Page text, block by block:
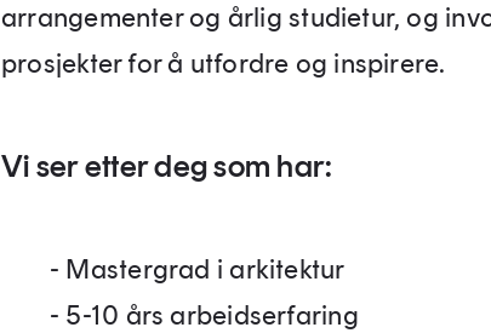
arrangementer og årlig studietur, og
prosjekter for å utfordre og inspirere.
Vi ser etter deg som har:
- Mastergrad i arkitektur
- 5-10 års arbeidserfaring